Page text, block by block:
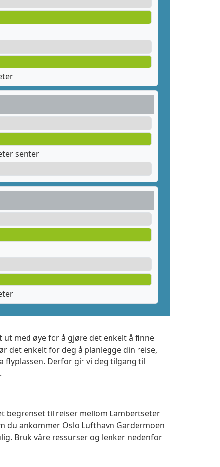
senter
med øye for å gjøre det enkelt å finne
det enkelt for deg å planlegge din reise,
flyplassen. Derfor gir vi deg tilgang til
begrenset til reiser mellom Lambertseter
du ankommer Oslo Lufthavn Gardermoen
Bruk våre ressurser og lenker nedenfor